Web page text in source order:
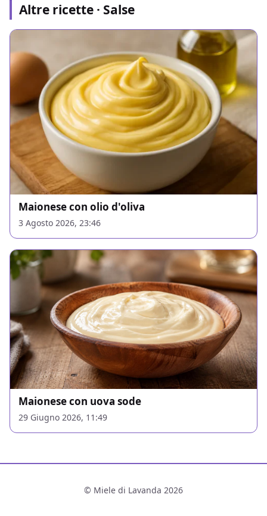
Altre ricette · Salse
Maionese con olio d'oliva
3 Agosto 2026, 23:46
Maionese con uova sode
29 Giugno 2026, 11:49
© Miele di Lavanda 2026